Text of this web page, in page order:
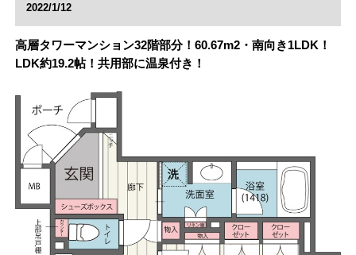
2022/1/12
高層タワーマンション32階部分！60.67m2・南向き1LDK！
LDK約19.2帖！共用部に温泉付き！